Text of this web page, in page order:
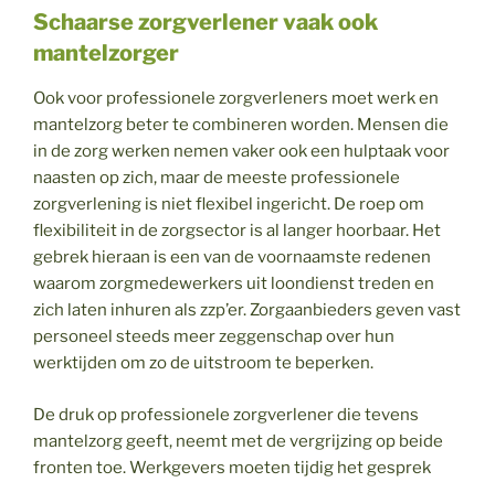
Schaarse zorgverlener vaak ook
mantelzorger
Ook voor professionele zorgverleners moet werk en
mantelzorg beter te combineren worden. Mensen die
in de zorg werken nemen vaker ook een hulptaak voor
naasten op zich, maar de meeste professionele
zorgverlening is niet flexibel ingericht. De roep om
flexibiliteit in de zorgsector is al langer hoorbaar. Het
gebrek hieraan is een van de voornaamste redenen
waarom zorgmedewerkers uit loondienst treden en
zich laten inhuren als zzp’er. Zorgaanbieders geven vast
personeel steeds meer zeggenschap over hun
werktijden om zo de uitstroom te beperken.
De druk op professionele zorgverlener die tevens
mantelzorg geeft, neemt met de vergrijzing op beide
fronten toe. Werkgevers moeten tijdig het gesprek